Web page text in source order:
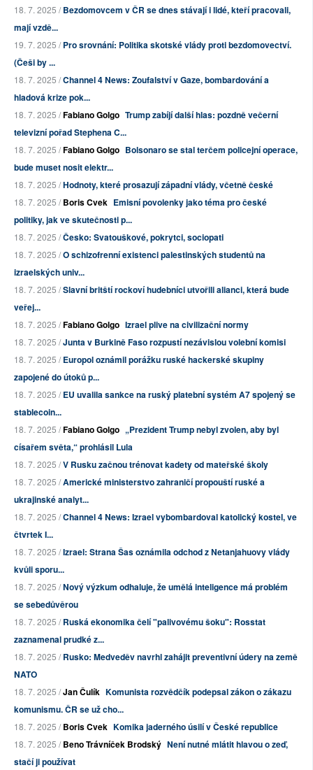
18. 7. 2025 /Bezdomovcem v ČR se dnes stávají i lidé, kteří pracovali,
mají vzdě...
19. 7. 2025 /Pro srovnání: Politika skotské vlády proti bezdomovectví.
(Češi by ...
18. 7. 2025 /Channel 4 News: Zoufalství v Gaze, bombardování a
hladová krize pok...
18. 7. 2025 /Fabiano Golgo Trump zabíjí další hlas: pozdně večerní
televizní pořad Stephena C...
18. 7. 2025 /Fabiano Golgo Bolsonaro se stal terčem policejní operace,
bude muset nosit elektr...
18. 7. 2025 /Hodnoty, které prosazují západní vlády, včetně české
18. 7. 2025 /Boris Cvek Emisní povolenky jako téma pro české
politiky, jak ve skutečnosti p...
18. 7. 2025 /Česko: Svatouškové, pokrytci, sociopati
18. 7. 2025 /O schizofrenní existenci palestinských studentů na
izraelských univ...
18. 7. 2025 /Slavní britští rockoví hudebníci utvořili alianci, která bude
veřej...
18. 7. 2025 /Fabiano Golgo Izrael plive na civilizační normy
18. 7. 2025 /Junta v Burkině Faso rozpustí nezávislou volební komisi
18. 7. 2025 /Europol oznámil porážku ruské hackerské skupiny
zapojené do útoků p...
18. 7. 2025 /EU uvalila sankce na ruský platební systém A7 spojený se
stablecoin...
18. 7. 2025 /Fabiano Golgo „Prezident Trump nebyl zvolen, aby byl
císařem světa,“ prohlásil Lula
18. 7. 2025 /V Rusku začnou trénovat kadety od mateřské školy
18. 7. 2025 /Americké ministerstvo zahraničí propouští ruské a
ukrajinské analyt...
18. 7. 2025 /Channel 4 News: Izrael vybombardoval katolický kostel, ve
čtvrtek I...
18. 7. 2025 /Izrael: Strana Šas oznámila odchod z Netanjahuovy vlády
kvůli sporu...
18. 7. 2025 /Nový výzkum odhaluje, že umělá inteligence má problém
se sebedůvěrou
18. 7. 2025 /Ruská ekonomika čelí "palivovému šoku": Rosstat
zaznamenal prudké z...
18. 7. 2025 /Rusko: Medveděv navrhl zahájit preventivní údery na země
NATO
18. 7. 2025 /Jan Čulík Komunista rozvědčík podepsal zákon o zákazu
komunismu. ČR se už cho...
18. 7. 2025 /Boris Cvek Komika jaderného úsilí v České republice
18. 7. 2025 /Beno Trávníček Brodský Není nutné mlátit hlavou o zeď,
stačí ji používat